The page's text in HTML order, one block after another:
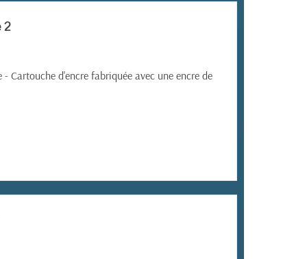
2
- Cartouche d'encre fabriquée avec une encre de